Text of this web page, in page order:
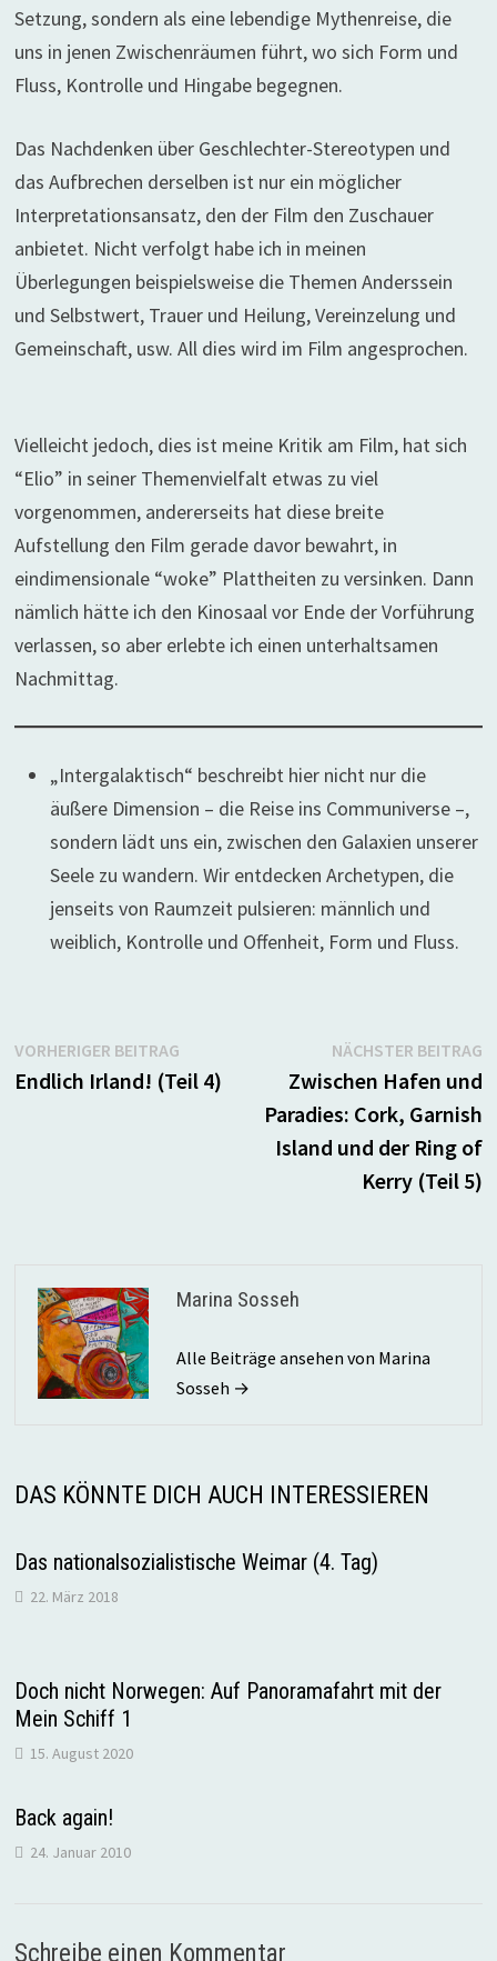
Setzung, sondern als eine lebendige Mythenreise, die
uns in jenen Zwischenräumen führt, wo sich Form und
Fluss, Kontrolle und Hingabe begegnen.
Das Nachdenken über Geschlechter-Stereotypen und
das Aufbrechen derselben ist nur ein möglicher
Interpretationsansatz, den der Film den Zuschauer
anbietet. Nicht verfolgt habe ich in meinen
Überlegungen beispielsweise die Themen Anderssein
und Selbstwert, Trauer und Heilung, Vereinzelung und
Gemeinschaft, usw. All dies wird im Film angesprochen.
Vielleicht jedoch, dies ist meine Kritik am Film, hat sich
“Elio” in seiner Themenvielfalt etwas zu viel
vorgenommen, andererseits hat diese breite
Aufstellung den Film gerade davor bewahrt, in
eindimensionale “woke” Plattheiten zu versinken. Dann
nämlich hätte ich den Kinosaal vor Ende der Vorführung
verlassen, so aber erlebte ich einen unterhaltsamen
Nachmittag.
„Intergalaktisch“ beschreibt hier nicht nur die
äußere Dimension – die Reise ins Communiverse –,
sondern lädt uns ein, zwischen den Galaxien unserer
Seele zu wandern. Wir entdecken Archetypen, die
jenseits von Raumzeit pulsieren: männlich und
weiblich, Kontrolle und Offenheit, Form und Fluss.
Beitragsnavigation
VORHERIGER BEITRAGVorheriger
Beitrag:
Endlich Irland! (Teil 4)
NÄCHSTER BEITRAG
Zwischen Hafen und
Paradies: Cork, Garnish
Island und der Ring of
Kerry (Teil 5)
Marina Sosseh
Alle Beiträge ansehen von Marina
Sosseh →
DAS KÖNNTE DICH AUCH INTERESSIEREN
Das nationalsozialistische Weimar (4. Tag)
22. März 2018
Doch nicht Norwegen: Auf Panoramafahrt mit der
Mein Schiff 1
15. August 2020
Back again!
24. Januar 2010
Schreibe einen Kommentar